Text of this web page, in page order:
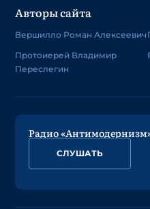
Авторы сайта
Вершилло Роман Алексеевич
Протоиерей Владимир
Переслегин
Радио
СЛУШАТЬ